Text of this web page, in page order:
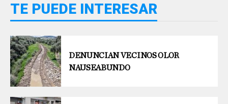
TE PUEDE INTERESAR
DENUNCIAN VECINOS OLOR
NAUSEABUNDO